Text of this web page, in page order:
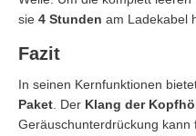
sie 4 Stunden am Ladekabel
Fazit
In seinen Kernfunktionen
Paket . Der Klang der
Geräuschunterdrückung kann